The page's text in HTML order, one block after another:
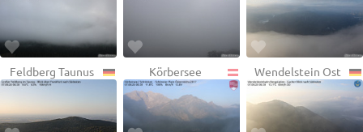
Feldberg Taunus Körbersee Wendelstein Ost